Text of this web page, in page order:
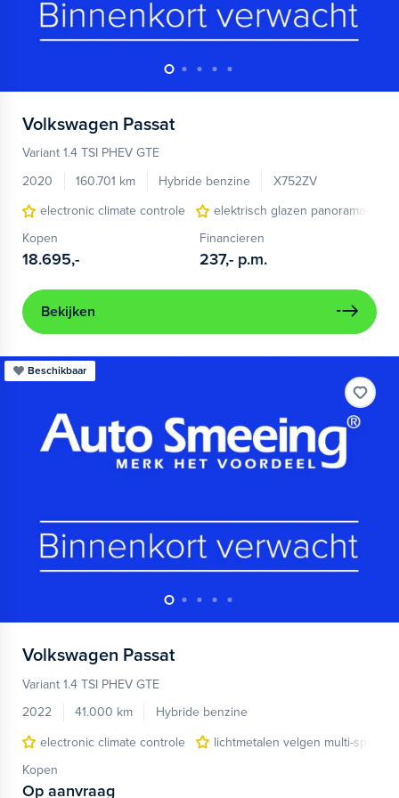
Volkswagen Passat
Variant 1.4 TSI PHEV GTE
2020
160.701 km Hybride benzine
X752ZV
electronic climate controle
elektrisch glazen panorama-dak
Kopen
18.695,-
Financieren
237,- p.m.
Bekijken
Beschikbaar
Volkswagen Passat
Variant 1.4 TSI PHEV GTE
2022
41.000 km
Hybride benzine
electronic climate controle
lichtmetalen velgen multi-spaaks
Kopen
Op aanvraag